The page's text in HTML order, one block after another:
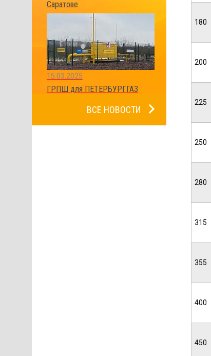
Саратове
15.03.2025
ГРПШ для ПЕТЕРБУРГГАЗ
ВСЕ НОВОСТИ
180
200
225
250
280
315
355
400
450